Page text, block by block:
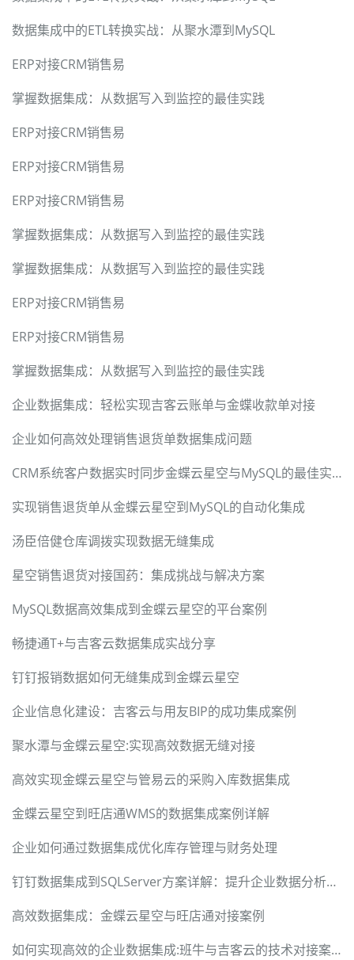
数据集成中的ETL转换实战：从聚水潭到MySQL
ERP对接CRM销售易
掌握数据集成：从数据写入到监控的最佳实践
ERP对接CRM销售易
ERP对接CRM销售易
ERP对接CRM销售易
掌握数据集成：从数据写入到监控的最佳实践
掌握数据集成：从数据写入到监控的最佳实践
ERP对接CRM销售易
ERP对接CRM销售易
掌握数据集成：从数据写入到监控的最佳实践
企业数据集成：轻松实现吉客云账单与金蝶收款单对接
企业如何高效处理销售退货单数据集成问题
CRM系统客户数据实时同步金蝶云星空与MySQL的最佳实践
实现销售退货单从金蝶云星空到MySQL的自动化集成
汤臣倍健仓库调拨实现数据无缝集成
星空销售退货对接国药：集成挑战与解决方案
MySQL数据高效集成到金蝶云星空的平台案例
畅捷通T+与吉客云数据集成实战分享
钉钉报销数据如何无缝集成到金蝶云星空
企业信息化建设：吉客云与用友BIP的成功集成案例
聚水潭与金蝶云星空:实现高效数据无缝对接
高效实现金蝶云星空与管易云的采购入库数据集成
金蝶云星空到旺店通WMS的数据集成案例详解
企业如何通过数据集成优化库存管理与财务处理
钉钉数据集成到SQLServer方案详解：提升企业数据分析效率
高效数据集成：金蝶云星空与旺店通对接案例
如何实现高效的企业数据集成:班牛与吉客云的技术对接案例